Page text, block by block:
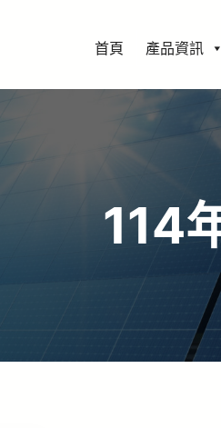
首頁 產品資訊
114